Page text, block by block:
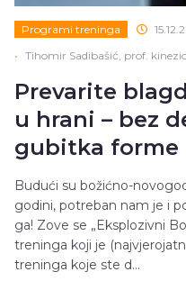
Programi treninga
• Tihomir Sadibašić, prof.
Prevarite
u hrani – bez
gubitka forme
Budući su božićno-
godini, potreban nam je i
ga! Zove se „Eksplozivni
treninga koji je
treninga koje ste d...